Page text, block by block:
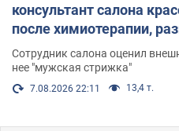
консультант салона
после химиотерапии,
Сотрудник салона оценил
нее "мужская стрижка"
7.08.2026 22:11 13,4 т.